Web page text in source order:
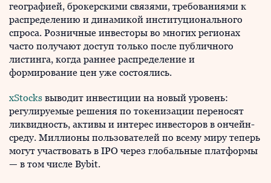
географией, брокерскими связями, требованиями к
распределению и динамикой институционального
спроса. Розничные инвесторы во многих регионах
часто получают доступ только после публичного
листинга, когда раннее распределение и
формирование цен уже состоялись.
xStocks выводит инвестиции на новый уровень:
регулируемые решения по токенизации переносят
ликвидность, активы и интерес инвесторов в ончейн-
среду. Миллионы пользователей по всему миру теперь
могут участвовать в IPO через глобальные платформы
— в том числе Bybit.